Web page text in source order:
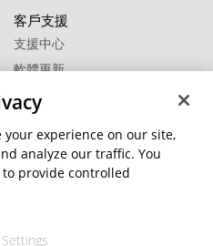
客戶支援
支援中心
軟體更新
教學中心
變更地區
your experience on our site,
analyze our traffic. You
to provide controlled